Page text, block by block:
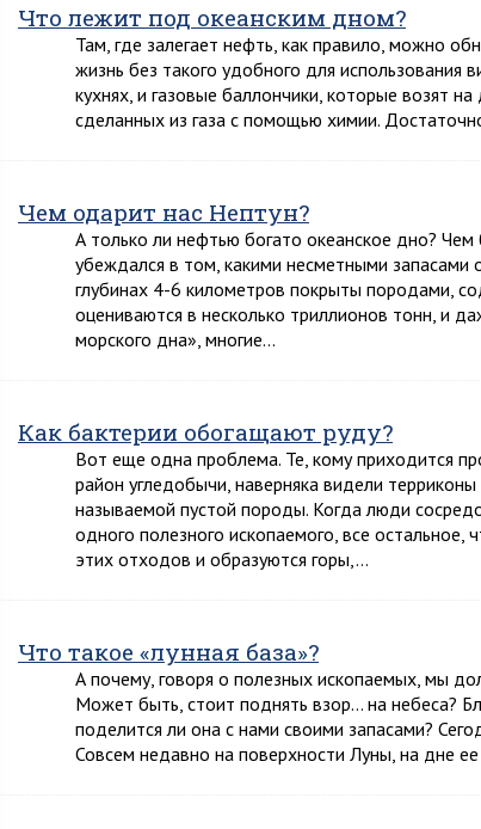
Что лежит под океанским дном?
Там, где залегает нефть, как правило, можно
жизнь без такого удобного для
кухнях, и газовые баллончики, которые возят
сделанных из газа с помощью химии.
Чем одарит нас Нептун?
А только ли нефтью богато океанское дно?
убеждался в том, какими несметными
глубинах 4-6 километров покрыты породами,
оцениваются в несколько триллионов тонн, и
морского дна», многие…
Как бактерии обогащают руду?
Вот еще одна проблема. Те, кому приходится
район угледобычи, наверняка видели
называемой пустой породы. Когда люди
одного полезного ископаемого, все остальное,
этих отходов и образуются горы,…
Что такое «лунная база»?
А почему, говоря о полезных ископаемых, мы
Может быть, стоит поднять взор… на небеса?
поделится ли она с нами своими запасами?
Совсем недавно на поверхности Луны, на дне